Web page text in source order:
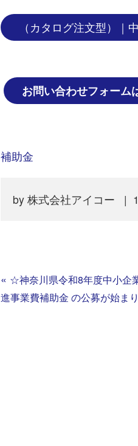
（カタログ注文型）｜
お問い合わせフォーム
補助金
by 株式会社アイコー
« ☆神奈川県令和8年度中小企
進事業費補助金 の公募が始ま